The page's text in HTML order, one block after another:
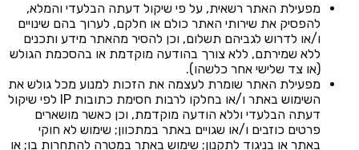
מפעילת האתר רשאית, על פי שיקול דעתה הבלעדי והמלא,
להפסיק את שירותי האתר כולם או חלקם, לערוך בהם שינויים
ו/או לדרוש לגביהם תשלום, וכן להסיר מהאתר מידע ותכנים
ללא שמירתם, ללא צורך בהודעה מוקדמת או בהסכמת הגולש
(או צד שלישי אחר כלשהו).
מפעילת האתר שומרת לעצמה את הזכות למנוע מכל גולש את
השימוש באתר ו/או בחלקו לרבות חסימת כתובות IP לפי שיקול
דעתה הבלעדי וללא הודעה מוקדמת, וכן כאשר מושארים
פרטים כוזבים ו/או שגויים באתר במתכוון; שימוש לא חוקי
באתר או בניגוד לתקנון; שימוש באתר במטרה להתחרות בו; או